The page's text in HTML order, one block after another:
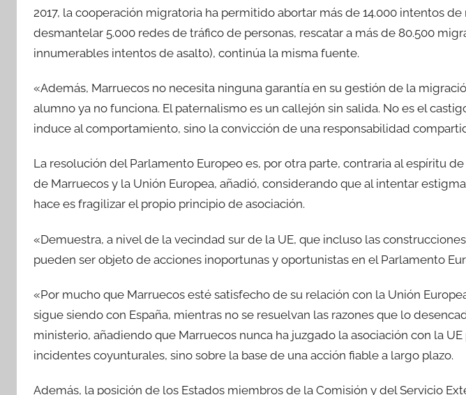
2017, la cooperación migratoria ha permitido abortar más de 14.000 intentos
desmantelar 5.000 redes de tráfico de personas, rescatar a más de 80.500
innumerables intentos de asalto), continúa la misma fuente.
«Además, Marruecos no necesita ninguna garantía en su gestión de la
alumno ya no funciona. El paternalismo es un callejón sin salida. No es el
induce al comportamiento, sino la convicción de una responsabilidad
La resolución del Parlamento Europeo es, por otra parte, contraria al espíritu
de Marruecos y la Unión Europea, añadió, considerando que al intentar
hace es fragilizar el propio principio de asociación.
«Demuestra, a nivel de la vecindad sur de la UE, que incluso las
pueden ser objeto de acciones inoportunas y oportunistas en el Parlamento
«Por mucho que Marruecos esté satisfecho de su relación con la Unión
sigue siendo con España, mientras no se resuelvan las razones que lo
ministerio, añadiendo que Marruecos nunca ha juzgado la asociación con la
incidentes coyunturales, sino sobre la base de una acción fiable a largo plazo.
Además, la posición de los Estados miembros de la Comisión y del Servicio